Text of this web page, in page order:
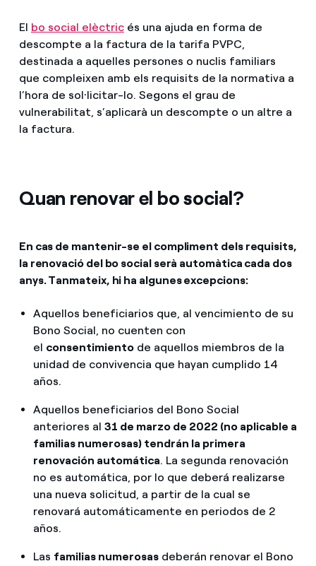
El bo social elèctricés una ajuda en forma de
descompte a la factura de la tarifa PVPC,
destinada a aquelles persones o nuclis familiars
que compleixen amb els requisits de la normativa a
l’hora de sol·licitar-lo. Segons el grau de
vulnerabilitat, s’aplicarà un descompte o un altre a
la factura.
Quan renovar el bo social?
En cas de mantenir-se el compliment dels requisits,
la renovació del bo social serà automàtica cada dos
anys. Tanmateix, hi ha algunes excepcions:
Aquellos beneficiarios que, al vencimiento de su
Bono Social, no cuenten con
el consentimientode aquellos miembros de la
unidad de convivencia que hayan cumplido 14
años.
Aquellos beneficiarios del Bono Social
anteriores al 31 de marzo de 2022 (no aplicable a
familias numerosas) tendrán la primera
renovación automática. La segunda renovación
no es automática, por lo que deberá realizarse
una nueva solicitud, a partir de la cual se
renovará automáticamente en periodos de 2
años.
Las familias numerosasdeberán renovar el Bono